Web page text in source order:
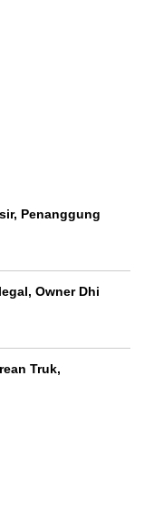
Penanggung
Owner Dhi
Truk,